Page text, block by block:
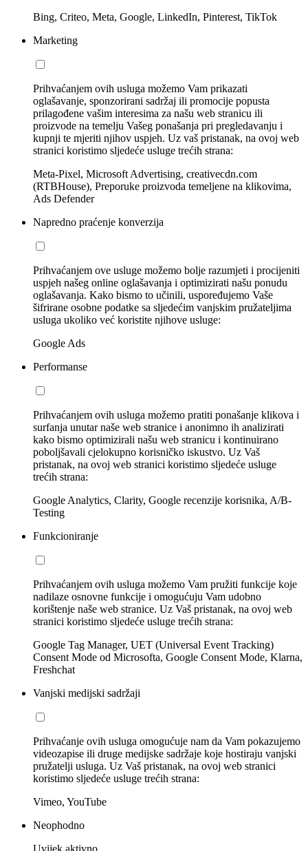
Bing, Criteo, Meta, Google, LinkedIn, Pinterest, TikTok
Marketing
Prihvaćanjem ovih usluga možemo Vam prikazati
oglašavanje, sponzorirani sadržaj ili promocije popusta
prilagođene vašim interesima za našu web stranicu ili
proizvode na temelju Vašeg ponašanja pri pregledavanju i
kupnji te mjeriti njihov uspjeh. Uz vaš pristanak, na ovoj web
stranici koristimo sljedeće usluge trećih strana:
Meta-Pixel, Microsoft Advertising, creativecdn.com
(RTBHouse), Preporuke proizvoda temeljene na klikovima,
Ads Defender
Napredno praćenje konverzija
Prihvaćanjem ove usluge možemo bolje razumjeti i procijeniti
uspjeh našeg online oglašavanja i optimizirati našu ponudu
oglašavanja. Kako bismo to učinili, uspoređujemo Vaše
šifrirane osobne podatke sa sljedećim vanjskim pružateljima
usluga ukoliko već koristite njihove usluge:
Google Ads
Performanse
Prihvaćanjem ovih usluga možemo pratiti ponašanje klikova i
surfanja unutar naše web stranice i anonimno ih analizirati
kako bismo optimizirali našu web stranicu i kontinuirano
poboljšavali cjelokupno korisničko iskustvo. Uz Vaš
pristanak, na ovoj web stranici koristimo sljedeće usluge
trećih strana:
Google Analytics, Clarity, Google recenzije korisnika, A/B-
Testing
Funkcioniranje
Prihvaćanjem ovih usluga možemo Vam pružiti funkcije koje
nadilaze osnovne funkcije i omogućuju Vam udobno
korištenje naše web stranice. Uz Vaš pristanak, na ovoj web
stranici koristimo sljedeće usluge trećih strana:
Google Tag Manager, UET (Universal Event Tracking)
Consent Mode od Microsofta, Google Consent Mode, Klarna,
Freshchat
Vanjski medijski sadržaji
Prihvaćanje ovih usluga omogućuje nam da Vam pokazujemo
videozapise ili druge medijske sadržaje koje hostiraju vanjski
pružatelji usluga. Uz Vaš pristanak, na ovoj web stranici
koristimo sljedeće usluge trećih strana:
Vimeo, YouTube
Neophodno
Uvijek aktivno